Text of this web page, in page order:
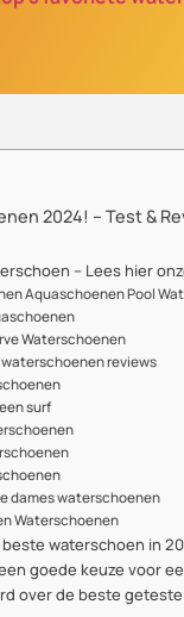
2024! – Test &
– Lees hier
Aquaschoenen Pool
Waterschoenen
reviews
surf
dames waterschoenen
Waterschoenen
waterschoen in
goede keuze voor
over de beste